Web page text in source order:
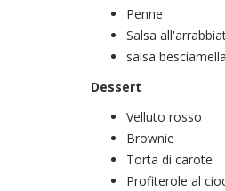
Penne
Salsa
salsa besciamella
Dessert
Velluto rosso
Brownie
Torta di carote
Profiterole al